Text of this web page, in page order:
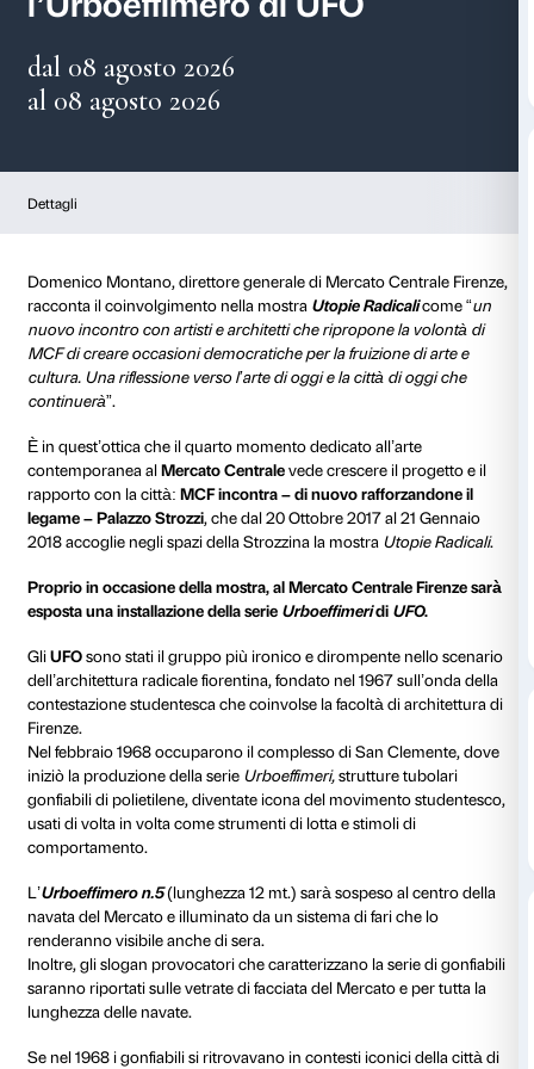
Mercato Centrale ospita
l’Urboeffimero di UFO
dal 08 agosto 2026
al 08 agosto 2026
Dettagli
Domenico Montano, direttore generale di Mercato
racconta il coinvolgimento nella mostraUtopie
nuovo incontro con artisti e architetti che ripropone
MCF di creare occasioni democratiche per la
cultura. Una riflessione verso l’arte di oggi e la città
continuerà”.
È in quest’ottica che il quarto momento dedicato
contemporanea alMercato Centralevede crescere
rapporto con la città:MCF incontra – di nuovo
2018 accoglie negli spazi della Strozzina la mostra
Proprio in occasione della mostra, al Mercato
esposta una installazione della serieUrboeffimeri
GliUFOsono stati il gruppo più ironico e